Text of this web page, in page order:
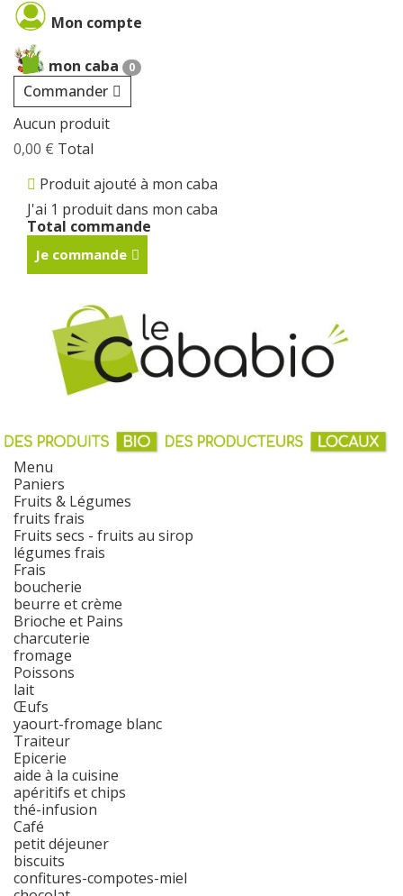
Mon compte
mon caba 0
Commander
Aucun produit
0,00 € Total
Produit ajouté à mon caba
J'ai 1 produit dans mon caba
Total commande
Je commande
Menu
Paniers
Fruits & Légumes
fruits frais
Fruits secs - fruits au sirop
légumes frais
Frais
boucherie
beurre et crème
Brioche et Pains
charcuterie
fromage
Poissons
lait
Œufs
yaourt-fromage blanc
Traiteur
Epicerie
aide à la cuisine
apéritifs et chips
thé-infusion
Café
petit déjeuner
biscuits
confitures-compotes-miel
Cookies management panel